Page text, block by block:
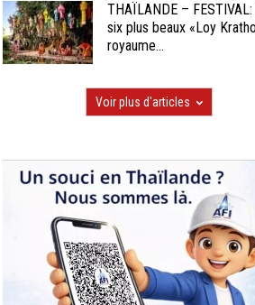
THAÏLANDE –
six plus beaux «Loy
royaume...
Voir plus d'articles